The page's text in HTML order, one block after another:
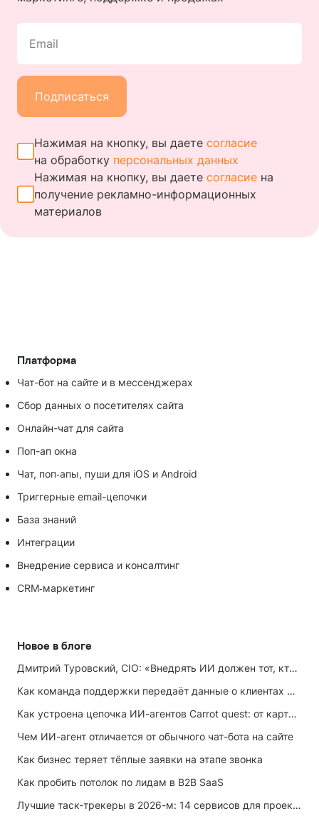
Email
Подписаться
Нажимая на кнопку, вы даете согласие
на обработку персональных данных
Нажимая на кнопку, вы даете согласие на
получение рекламно-информационных
материалов
Платформа
Чат-бот на сайте и в мессенджерах
Сбор данных о посетителях сайта
Онлайн-чат для сайта
Поп-ап окна
Чат, поп‑апы, пуши для iOS и Android
Триггерные email-цепочки
База знаний
Интеграции
Внедрение сервиса и консалтинг
CRM‑маркетинг
Новое в блоге
Дмитрий Туровский, CIO: «Внедрять ИИ должен тот, кто ИИ не любит»
Как команда поддержки передаёт данные о клиентах маркетингу
Как устроена цепочка ИИ-агентов Carrot quest: от карточки лида до записи на встречу
Чем ИИ-агент отличается от обычного чат-бота на сайте
Как бизнес теряет тёплые заявки на этапе звонка
Как пробить потолок по лидам в B2B SaaS
Лучшие таск-трекеры в 2026-м: 14 сервисов для проектов и личных задач